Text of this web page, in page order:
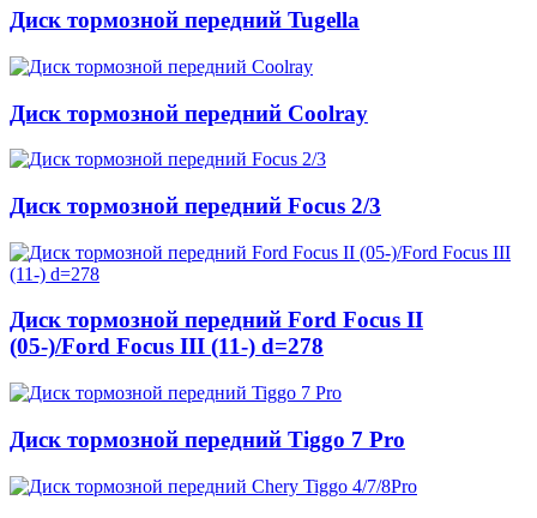
Диск тормозной передний Tugella
Диск тормозной передний Coolray
Диск тормозной передний Focus 2/3
Диск тормозной передний Ford Focus II
(05-)/Ford Focus III (11-) d=278
Диск тормозной передний Tiggo 7 Pro